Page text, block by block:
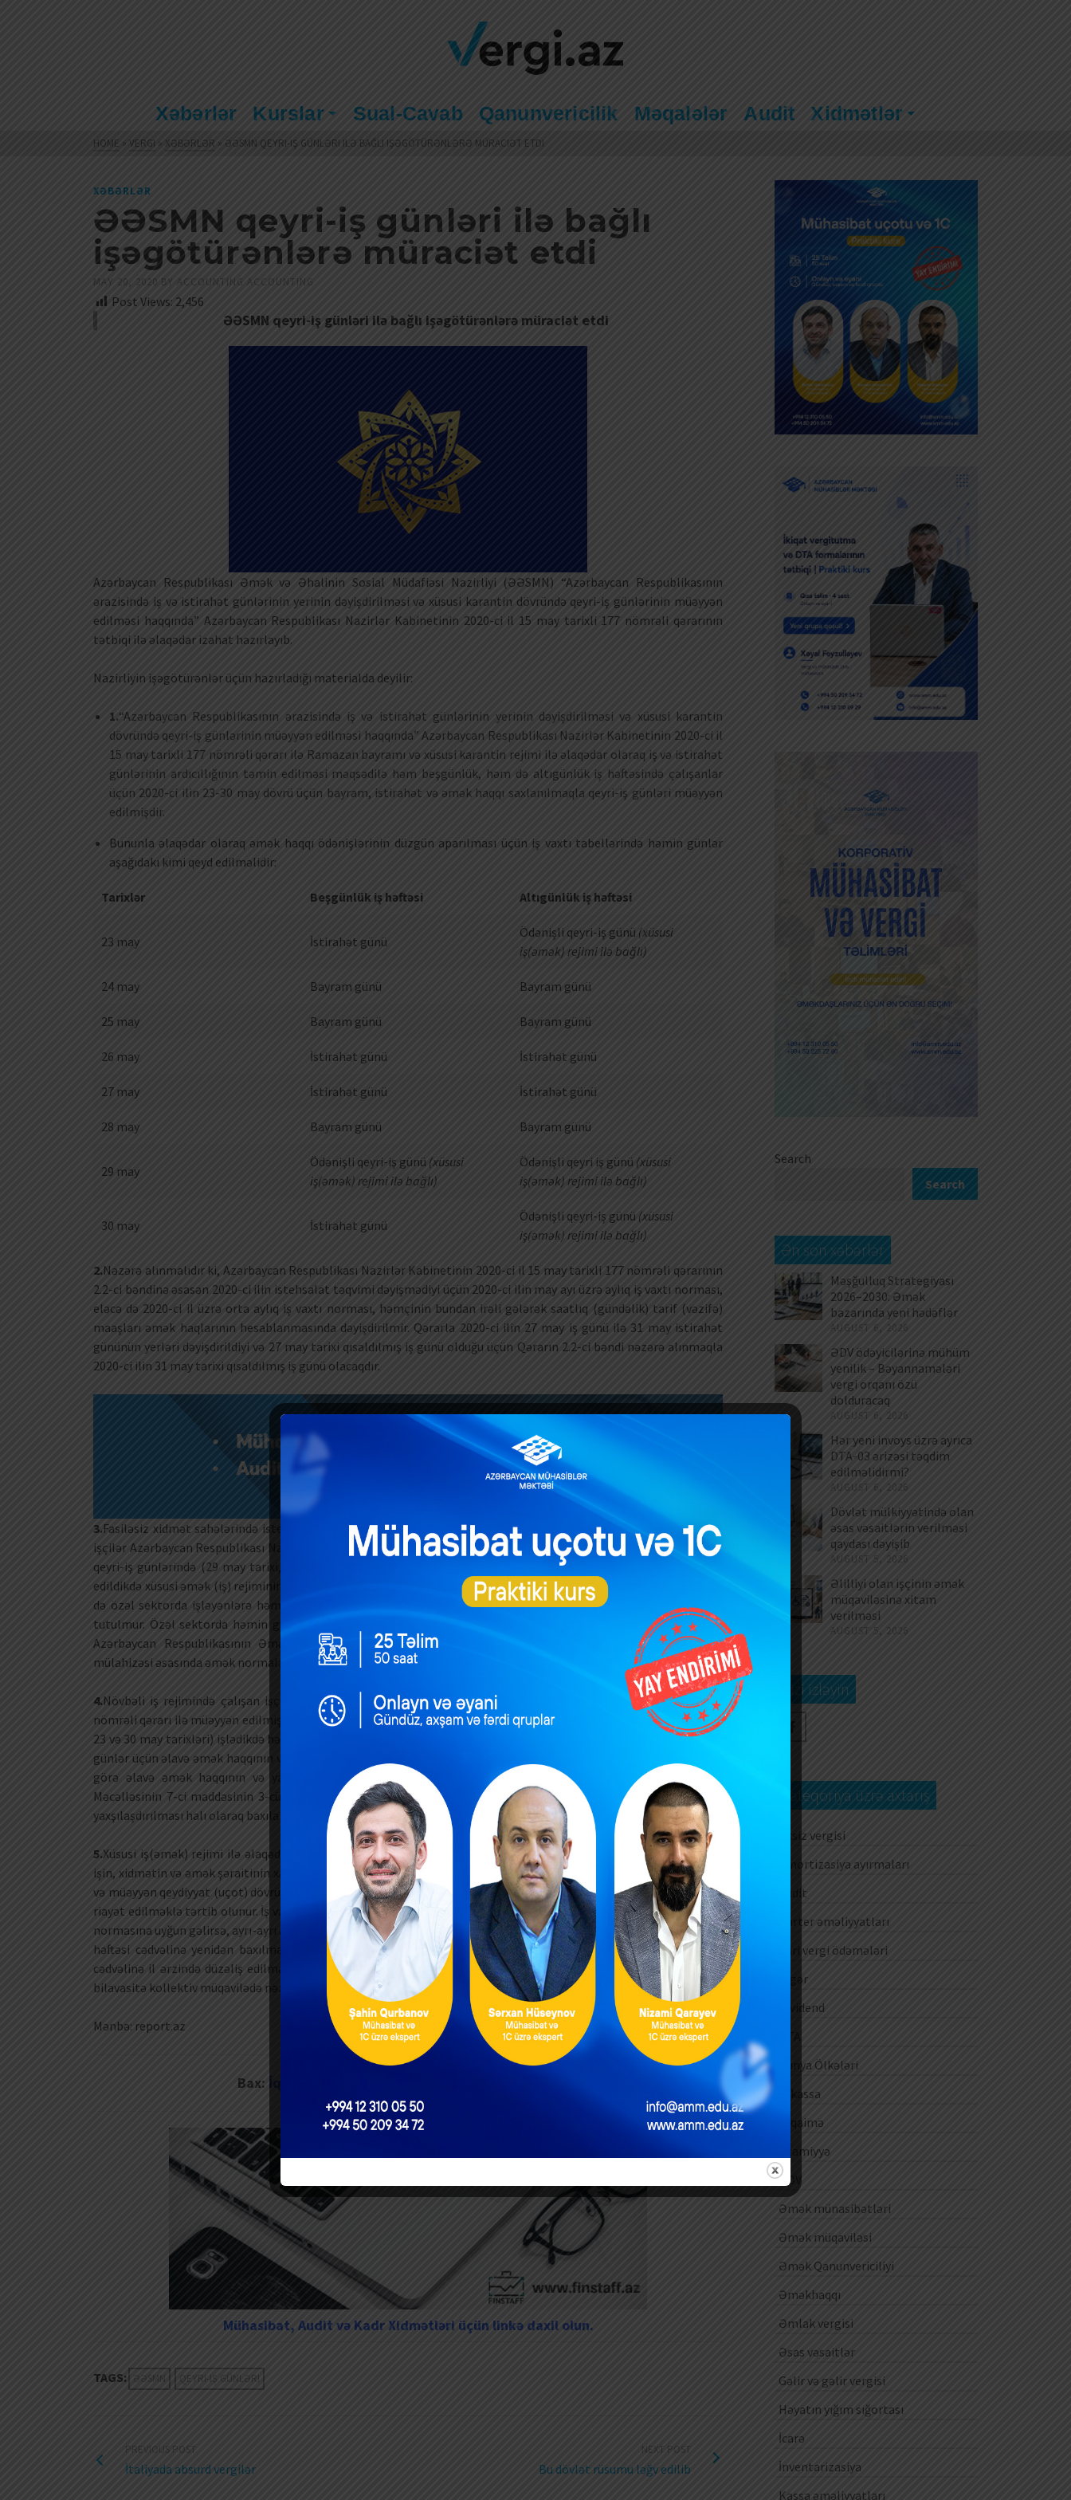
Xəbərlər Kurslar Sual-Cavab Qanunvericilik Məqalələr Audit Xidmətlər
HOME » VERGI » XƏBƏRLƏR » ƏƏSMN QEYRI-IŞ GÜNLƏRI ILƏ BAĞLI IŞƏGÖTÜRƏNLƏRƏ MÜRACIƏT ETDI
XƏBƏRLƏR
ƏƏSMN qeyri-iş günləri ilə bağlı
işəgötürənlərə müraciət etdi
MAY 20, 2020 BY ACCOUNTING ACCOUNTING
Post Views: 2,456
ƏƏSMN qeyri-iş günləri ilə bağlı işəgötürənlərə müraciət etdi
Azərbaycan Respublikası Əmək və Əhalinin Sosial Müdafiəsi Nazirliyi (ƏƏSMN) “Azərbaycan Respublikasının
ərazisində iş və istirahət günlərinin yerinin dəyişdirilməsi və xüsusi karantin dövründə qeyri-iş günlərinin müəyyən
edilməsi haqqında” Azərbaycan Respublikası Nazirlər Kabinetinin 2020-ci il 15 may tarixli 177 nömrəli qərarının
tətbiqi ilə əlaqədar izahat hazırlayıb.
Nazirliyin işəgötürənlər üçün hazırladığı materialda deyilir:
1.“Azərbaycan Respublikasının ərazisində iş və istirahət günlərinin yerinin dəyişdirilməsi və xüsusi karantin
dövründə qeyri-iş günlərinin müəyyən edilməsi haqqında” Azərbaycan Respublikası Nazirlər Kabinetinin 2020-ci il
15 may tarixli 177 nömrəli qərarı ilə Ramazan bayramı və xüsusi karantin rejimi ilə əlaqədar olaraq iş və istirahət
günlərinin ardıcıllığının təmin edilməsi məqsədilə həm beşgünlük, həm də altıgünlük iş həftəsində çalışanlar
üçün 2020-ci ilin 23-30 may dövrü üçün bayram, istirahət və əmək haqqı saxlanılmaqla qeyri-iş günləri müəyyən
edilmişdir.
Bununla əlaqədar olaraq əmək haqqı ödənişlərinin düzgün aparılması üçün iş vaxtı tabellərində həmin günlər
aşağıdakı kimi qeyd edilməlidir:
Tarixlər Beşgünlük iş həftəsi Altıgünlük iş həftəsi
23 may İstirahət günü
Ödənişli qeyri-iş günü (xüsusi
iş(əmək) rejimi ilə bağlı)
24 may Bayram günü Bayram günü
25 may Bayram günü Bayram günü
26 may İstirahət günü İstirahət günü
27 may İstirahət günü İstirahət günü
28 may Bayram günü Bayram günü
29 may
Ödənişli qeyri-iş günü (xüsusi
iş(əmək) rejimi ilə bağlı)
Ödənişli qeyri iş günü (xüsusi
iş(əmək) rejimi ilə bağlı)
30 may İstirahət günü
Ödənişli qeyri-iş günü (xüsusi
iş(əmək) rejimi ilə bağlı)
2.Nəzərə alınmalıdır ki, Azərbaycan Respublikası Nazirlər Kabinetinin 2020-ci il 15 may tarixli 177 nömrəli qərarının
2.2-ci bəndinə əsasən 2020-ci ilin istehsalat təqvimi dəyişmədiyi üçün 2020-ci ilin may ayı üzrə aylıq iş vaxtı norması,
eləcə də 2020-ci il üzrə orta aylıq iş vaxtı norması, həmçinin bundan irəli gələrək saatlıq (gündəlik) tarif (vəzifə)
maaşları əmək haqlarının hesablanmasında dəyişdirilmir. Qərarla 2020-ci ilin 27 may iş günü ilə 31 may istirahət
gününün yerləri dəyişdirildiyi və 27 may tarixi qısaldılmış iş günü olduğu üçün Qərarın 2.2-ci bəndi nəzərə alınmaqla
2020-ci ilin 31 may tarixi qısaldılmış iş günü olacaqdır.
3.Fasiləsiz xidmət sahələrində istehsalat zərurəti ilə əlaqədar olaraq beşgünlük və altıgünlük iş həftəsində çalışan
işçilər Azərbaycan Respublikası Nazirlər Kabinetinin 2020-ci il 15 may tarixli 177 nömrəli qərarı ilə müəyyən edilmiş
qeyri-iş günlərində (29 may tarixi, habelə altıgünlük iş həftəsində çalışanlar üçün 23 və 30 may tarixləri) işə cəlb
edildikdə xüsusi əmək (iş) rejiminin tətbiq edilməsi ilə əlaqədar olaraq, həm dövlət büdcədən maliyyələşdirilən, həm
də özəl sektorda işləyənlərə həmin günlər üçün əlavə əmək haqqının və ya istirahət gününün verilməsi nəzərdə
tutulmur. Özəl sektorda həmin günlərə görə əlavə əmək haqqının və ya istirahət gününün verilməsi məsələsinə
Azərbaycan Respublikasının Əmək Məcəlləsinin 7-ci maddəsinin 3-cü hissəsi rəhbər tutularaq işəgötürənin
mülahizəsi əsasında əmək normalarının yaxşılaşdırılması halı olaraq baxıla bilər.
4.Növbəli iş rejimində çalışan işçilər Azərbaycan Respublikası Nazirlər Kabinetinin 2020-ci il 15 may tarixli 177
nömrəli qərarı ilə müəyyən edilmiş qeyri-iş günlərində (29 may tarixi, habelə altıgünlük iş həftəsində çalışanlar üçün
23 və 30 may tarixləri) işlədikdə həm dövlət büdcəsindən maliyyələşdirilən, həm də özəl sektorda işləyənlərə həmin
günlər üçün əlavə əmək haqqının və ya istirahət gününün verilməsi nəzərdə tutulmur. Özəl sektorda həmin günlərə
görə əlavə əmək haqqının və ya istirahət gününün verilməsi məsələsinə Azərbaycan Respublikasının Əmək
Məcəlləsinin 7-ci maddəsinin 3-cü hissəsi rəhbər tutularaq işəgötürənin mülahizəsi əsasında əmək normalarının
yaxşılaşdırılması halı olaraq baxıla bilər.
5.Xüsusi iş(əmək) rejimi ilə əlaqədar müəyyən edilmiş qeyri iş günləri ilə əlaqədar nəzərə alınmalıdır ki, istehsalın,
işin, xidmətin və əmək şəraitinin xarakterindən asılı olaraq tətbiq edilən bir istirahət günü olan altıgünlük iş həftəsi
və müəyyən qeydiyyat (uçot) dövrü üçün növbə cədvəlləri beşgünlük iş həftəsinin həmin dövr üzrə iş vaxtı normasına
riayət edilməklə tərtib olunur. İş vaxtının qeydiyyatı (uçotu) dövründə və ya təqvim ili ərzində iş vaxtı saatları iş vaxtı
normasına uyğun gəlirsə, ayrı-ayrı aylarda iş vaxtının normal iş vaxtından az və ya çox işlənilməsi halları altıgünlük iş
həftəsi cədvəlinə yenidən baxılması üçün əsas ola bilməz. İş vaxtının illik normasına görə altıgünlük iş həftəsi
cədvəlinə il ərzində düzəliş edilməsi ilə bağlı konkret məsələlər istehsalat və digər yerli şərait nəzərə alınmaqla
bilavasitə kollektiv müqavilədə nəzərdə tutulmaqla həll olunur.
Mənbə: report.az
Bax:
Mühasibat, Audit və Kadr Xidmətləri üçün linkə daxil olun.
TAGS: ƏƏSMN QEYRI-IŞ GÜNLƏRI
PREVIOUS POST
İtaliyada absurd vergilər
NEXT POST
Bu dövlət rüsumu ləğv edilib
Search
Search
Ən son xəbərlər
Məşğulluq Strategiyası
2026–2030: Əmək
bazarında yeni hədəflər
AUGUST 6, 2026
ƏDV ödəyicilərinə mühüm
yenilik – Bəyannamələri
vergi orqanı özü
dolduracaq
AUGUST 6, 2026
Hər yeni invoys üzrə ayrıca
DTA-03 ərizəsi təqdim
edilməlidirmi?
AUGUST 6, 2026
Dövlət mülkiyyətində olan
əsas vəsaitlərin verilməsi
qaydası dəyişib
AUGUST 5, 2026
Əlilliyi olan işçinin əmək
müqaviləsinə xitam
verilməsi
AUGUST 5, 2026
Bizi izləyin
Kateqoriya üzrə axtarış
Aksiz vergisi
Amortizasiya ayırmaları
Audit
Barter əməliyyatları
Cari vergi ödəmələri
Digər
Dividend
Dünya Ölkələri
E-kassa
E-qaimə
Ezamiyyə
ƏDV
Əmək münasibətləri
Əmək müqaviləsi
Əmək Qanunvericiliyi
Əməkhaqqı
Əmlak vergisi
Əsas vəsaitlər
Gəlir və gəlir vergisi
Həyatın yığım sığortası
İcarə
İnventarizasiya
Kassa əməliyyatları